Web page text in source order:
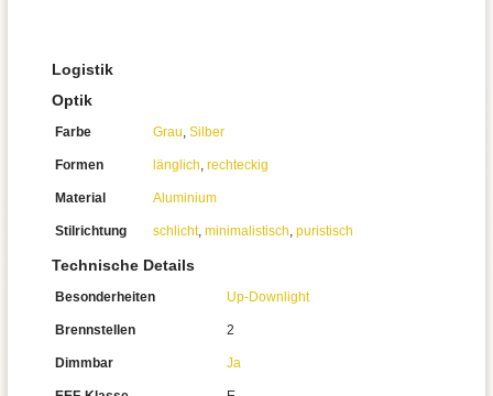
Logistik
Optik
Farbe Grau, Silber
Formen länglich, rechteckig
Material Aluminium
Stilrichtung schlicht, minimalistisch, puristisch
Technische Details
Besonderheiten Up-Downlight
Brennstellen 2
Dimmbar Ja